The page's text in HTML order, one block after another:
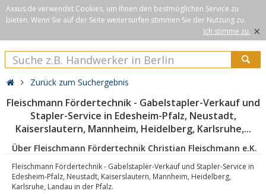
Axxus.de verwendet Cookies, um Ihnen den bestmöglichen Service zu
bieten. Wenn Sie auf der Seite weitersurfen stimmen Sie der Nutzung zu.
Ich stimme zu. ×
Zurück zum Suchergebnis
Fleischmann Fördertechnik - Gabelstapler-Verkauf und
Stapler-Service in Edesheim-Pfalz, Neustadt,
Kaiserslautern, Mannheim, Heidelberg, Karlsruhe,...
Über Fleischmann Fördertechnik Christian Fleischmann e.K.
Fleischmann Fördertechnik - Gabelstapler-Verkauf und Stapler-Service in
Edesheim-Pfalz, Neustadt, Kaiserslautern, Mannheim, Heidelberg,
Karlsruhe, Landau in der Pfalz.